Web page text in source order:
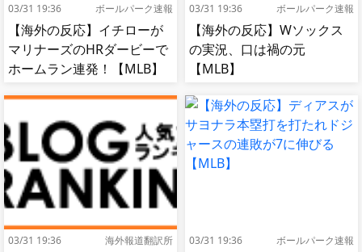
03/31 19:36 ボールパーク速報
【海外の反応】イチローが
マリナーズのHRダービーで
ホームラン連発！【MLB】
03/31 19:36 ボールパーク速報
【海外の反応】Wソックス
の実況、口は禍の元
【MLB】
03/31 19:36 海外報道翻訳所 03/31 19:36 ボールパーク速報